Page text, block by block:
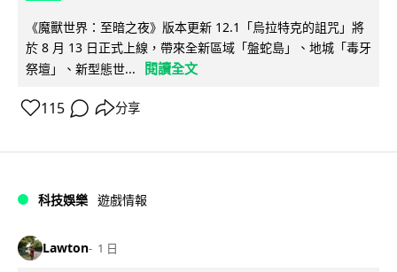
《魔獸世界：至暗之夜》版本更新 12.1「烏拉特克的詛咒」將
於 8 月 13 日正式上線，帶來全新區域「盤蛇島」、地城「毒牙
祭壇」、新型態世...
閱讀全文
115 分享
科技娛樂 遊戲情報
Lawton 1 日